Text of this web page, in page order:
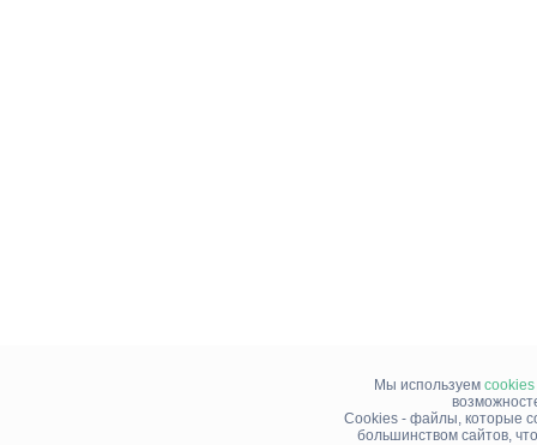
Мы используем cookies
Cookies - файлы, которые
большинством сайтов,